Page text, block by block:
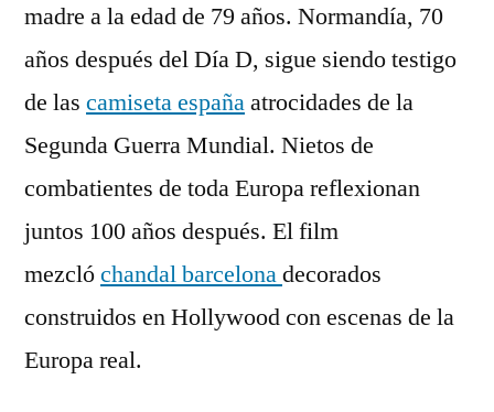
madre a la edad de 79 años. Normandía, 70
años después del Día D, sigue siendo testigo
de las camiseta españaatrocidades de la
Segunda Guerra Mundial. Nietos de
combatientes de toda Europa reflexionan
juntos 100 años después. El film
mezclóchandal barcelonadecorados
construidos en Hollywood con escenas de la
Europa real.